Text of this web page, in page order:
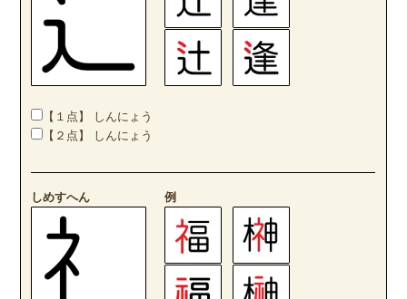
【１点】 しんにょう
【２点】 しんにょう
しめすへん 例